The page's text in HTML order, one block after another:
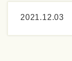
2021.12.03